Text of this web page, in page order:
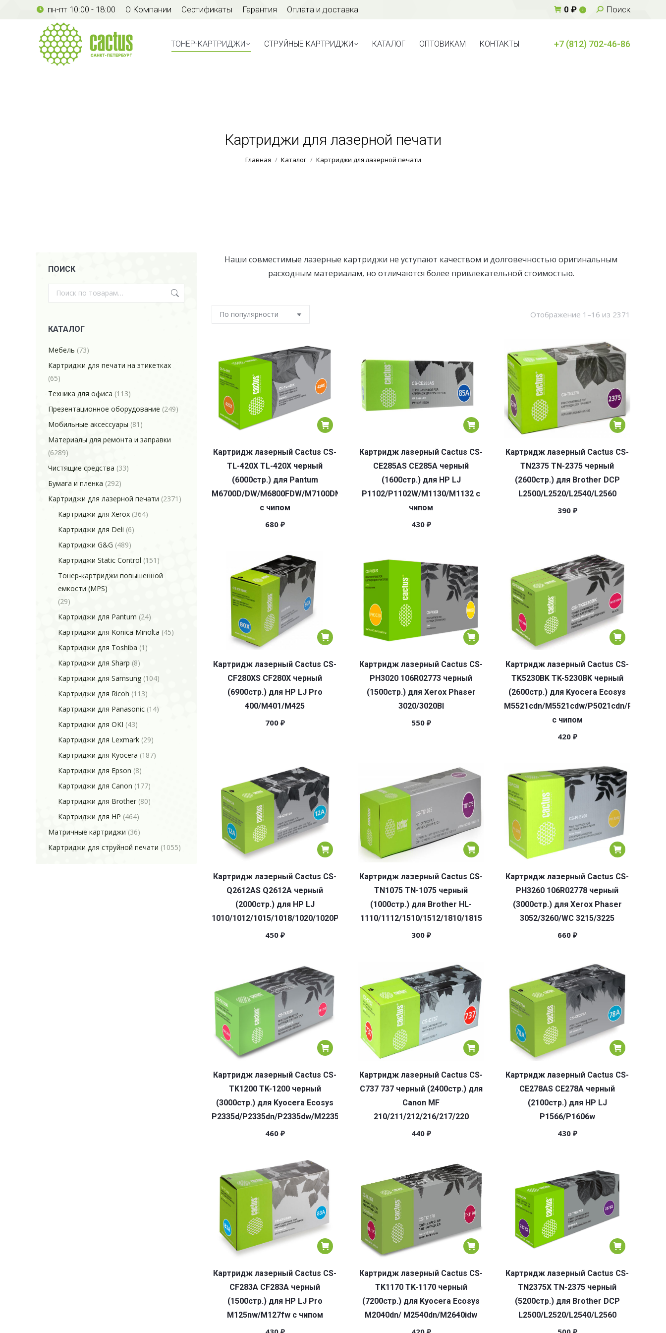
пн-пт 10:00 - 18:00 О Компании Сертификаты Гарантия Оплата и доставка 0 ₽ 0 Поиск:
Поиск
ТОНЕР-КАРТРИДЖИ СТРУЙНЫЕ КАРТРИДЖИ КАТАЛОГ ОПТОВИКАМ КОНТАКТЫ +7 (812) 702-46-86
Картриджи для лазерной печати
Главная Каталог Картриджи для лазерной печати
Наши совместимые лазерные картриджи не уступают качеством и долговечностью оригинальным
расходным материалам, но отличаются более привлекательной стоимостью.
Отображение 1–16 из 2371
Картридж лазерный Cactus CS-
TL-420X TL-420X черный
(6000стр.) для Pantum
M6700D/DW/M6800FDW/M7100DN/DW/M7102DN/M7103DN/M7107DN/DW/M7200FD/FDN/FDW/M7300FDN/FDW/
с чипом
680 ₽
Картридж лазерный Cactus CS-
CE285AS CE285A черный
(1600стр.) для HP LJ
P1102/P1102W/M1130/M1132 с
чипом
430 ₽
Картридж лазерный Cactus CS-
TN2375 TN-2375 черный
(2600стр.) для Brother DCP
L2500/L2520/L2540/L2560
390 ₽
Картридж лазерный Cactus CS-
CF280XS CF280X черный
(6900стр.) для HP LJ Pro
400/M401/M425
700 ₽
Картридж лазерный Cactus CS-
PH3020 106R02773 черный
(1500стр.) для Xerox Phaser
3020/3020BI
550 ₽
Картридж лазерный Cactus CS-
TK5230BK TK-5230BK черный
(2600стр.) для Kyocera Ecosys
M5521cdn/M5521cdw/P5021cdn/P5021cdw
с чипом
420 ₽
Картридж лазерный Cactus CS-
Q2612AS Q2612A черный
(2000стр.) для HP LJ
1010/1012/1015/1018/1020/1020Plus/1022/3015/3020
450 ₽
Картридж лазерный Cactus CS-
TN1075 TN-1075 черный
(1000стр.) для Brother HL-
1110/1112/1510/1512/1810/1815
300 ₽
Картридж лазерный Cactus CS-
PH3260 106R02778 черный
(3000стр.) для Xerox Phaser
3052/3260/WC 3215/3225
660 ₽
Картридж лазерный Cactus CS-
TK1200 TK-1200 черный
(3000стр.) для Kyocera Ecosys
P2335d/P2335dn/P2335dw/M2235dn/M2735dn/M2835dw
460 ₽
Картридж лазерный Cactus CS-
C737 737 черный (2400стр.) для
Canon MF
210/211/212/216/217/220
440 ₽
Картридж лазерный Cactus CS-
CE278AS CE278A черный
(2100стр.) для HP LJ
P1566/P1606w
430 ₽
Картридж лазерный Cactus CS-
CF283A CF283A черный
(1500стр.) для HP LJ Pro
M125nw/M127fw с чипом
Картридж лазерный Cactus CS-
TK1170 TK-1170 черный
(7200стр.) для Kyocera Ecosys
M2040dn/ M2540dn/M2640idw
Картридж лазерный Cactus CS-
TN2375X TN-2375 черный
(5200стр.) для Brother DCP
L2500/L2520/L2540/L2560
ПОИСК
КАТАЛОГ
Мебель (73)
Картриджи для печати на этикетках
(65)
Техника для офиса (113)
Презентационное оборудование (249)
Мобильные аксессуары (81)
Материалы для ремонта и заправки
(6289)
Чистящие средства (33)
Бумага и пленка (292)
Картриджи для лазерной печати (2371)
Картриджи для Xerox (364)
Картриджи для Deli (6)
Картриджи G&G (489)
Картриджи Static Control (151)
Тонер-картриджи повышенной
емкости (MPS)
(29)
Картриджи для Pantum (24)
Картриджи для Konica Minolta (45)
Картриджи для Toshiba (1)
Картриджи для Sharp (8)
Картриджи для Samsung (104)
Картриджи для Ricoh (113)
Картриджи для Panasonic (14)
Картриджи для OKI (43)
Картриджи для Lexmark (29)
Картриджи для Kyocera (187)
Картриджи для Epson (8)
Картриджи для Canon (177)
Картриджи для Brother (80)
Картриджи для HP (464)
Матричные картриджи (36)
Картриджи для струйной печати (1055)